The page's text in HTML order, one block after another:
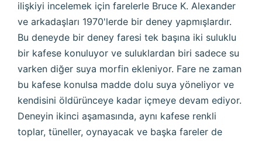
ilişkiyi incelemek için farelerle Bruce K. Alexander
ve arkadaşları 1970'lerde bir deney yapmışlardır.
Bu deneyde bir deney faresi tek başına iki suluklu
bir kafese konuluyor ve suluklardan biri sadece su
varken diğer suya morfin ekleniyor. Fare ne zaman
bu kafese konulsa madde dolu suya yöneliyor ve
kendisini öldürünceye kadar içmeye devam ediyor.
Deneyin ikinci aşamasında, aynı kafese renkli
toplar, tüneller, oynayacak ve başka fareler de